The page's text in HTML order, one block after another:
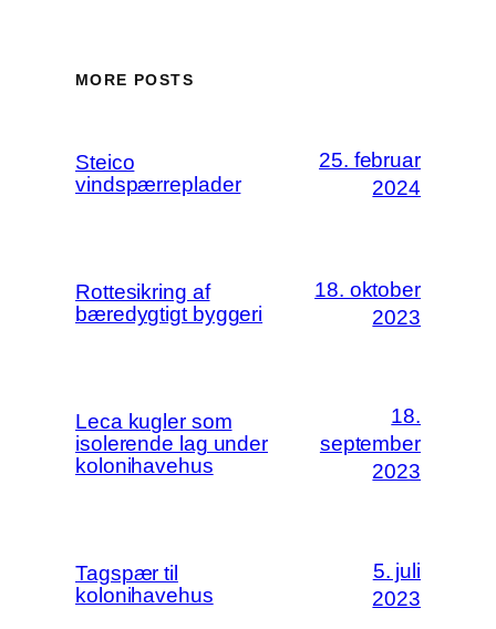
MORE POSTS
Steico
vindspærreplader
25. februar
2024
Rottesikring af
bæredygtigt byggeri
18. oktober
2023
Leca kugler som
isolerende lag under
kolonihavehus
18.
september
2023
Tagspær til
kolonihavehus
5. juli
2023